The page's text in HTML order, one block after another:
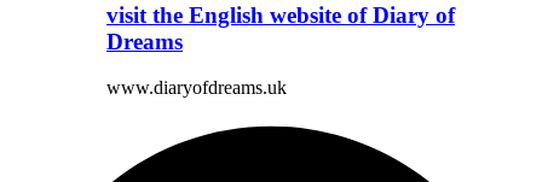
visit the English website of Diary of
Dreams
www.diaryofdreams.uk